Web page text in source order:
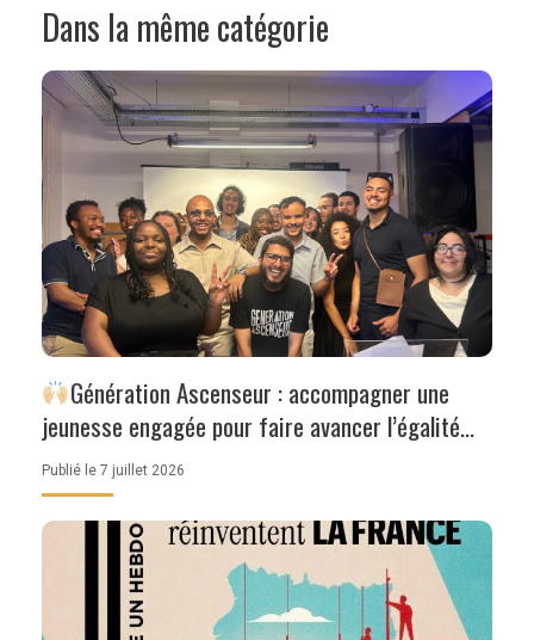
Dans la même catégorie
Génération Ascenseur : accompagner une
jeunesse engagée pour faire avancer l’égalité
des chances
Publié le 7 juillet 2026